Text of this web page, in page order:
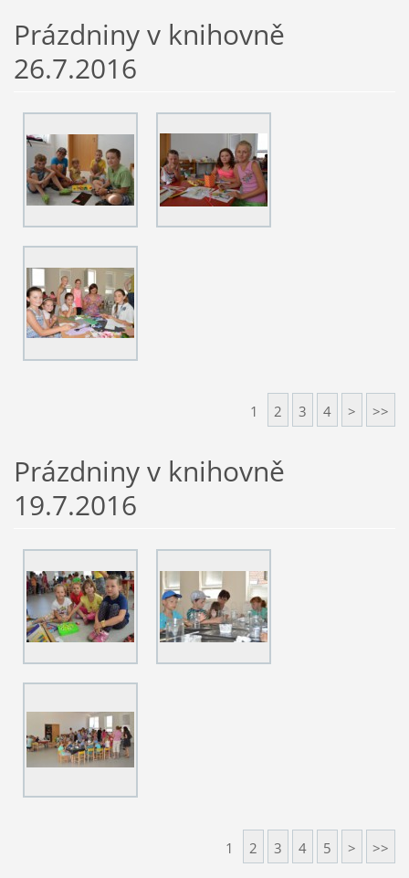
Prázdniny v knihovně
26.7.2016
1 2 3 4 > >>
Prázdniny v knihovně
19.7.2016
1 2 3 4 5 > >>